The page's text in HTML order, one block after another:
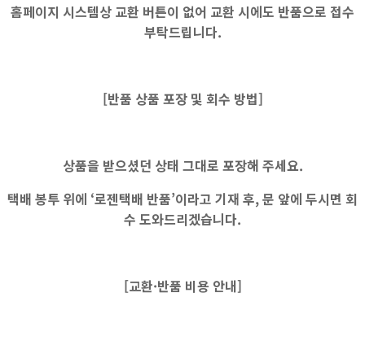
홈페이지 시스템상 교환 버튼이 없어 교환 시에도 반품으로 접수
부탁드립니다.
[반품 상품 포장 및 회수 방법]
상품을 받으셨던 상태 그대로 포장해 주세요.
택배 봉투 위에 ‘로젠택배 반품’이라고 기재 후, 문 앞에 두시면 회
수 도와드리겠습니다.
[교환·반품 비용 안내]